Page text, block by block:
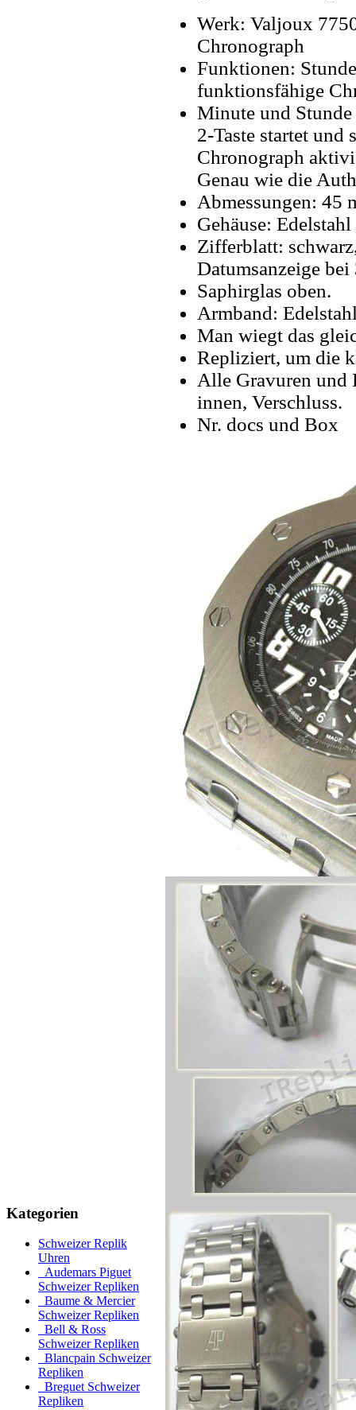
Kategorien
Schweizer Replik
Uhren
Audemars Piguet
Schweizer Repliken
Baume & Mercier
Schweizer Repliken
Bell & Ross
Schweizer Repliken
Blancpain Schweizer
Repliken
Breguet Schweizer
Repliken
Werk: Valjoux
Chronograph
Funktionen:
funktionsfähige
Minute und
2-Taste startet
Chronograph
Genau wie die
Abmessungen: 45
Gehäuse:
Zifferblatt:
Datumsanzeige bei
Saphirglas oben.
Armband:
Man wiegt das
Repliziert, um die
Alle Gravuren und
innen, Verschluss.
Nr. docs und Box